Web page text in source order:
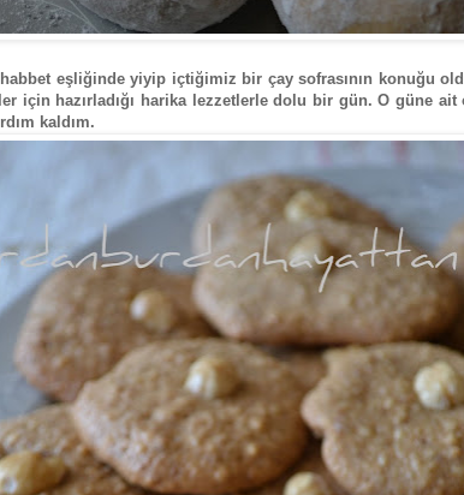
eşliğinde yiyip içtiğimiz bir çay sofrasının konuğu
için hazırladığı harika lezzetlerle dolu bir gün. O güne
kaldım.